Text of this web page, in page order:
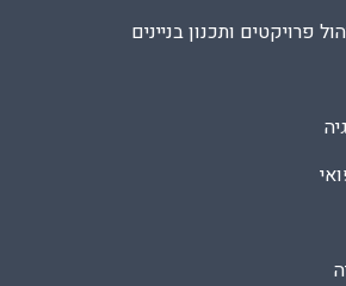
פרויקטים ותכנון בניינים